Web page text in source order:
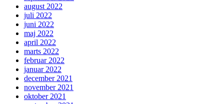
august 2022
juli 2022
juni 2022
maj 2022
april 2022
marts 2022
februar 2022
januar 2022
december 2021
november 2021
oktober 2021